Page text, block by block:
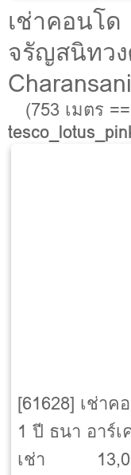
เช่าคอนโด
จรัญสนิทว
(753 เมตร
[61628] เช่าค
1 ปี ธนา อาร์เค
จรัญสนิทวงศ์
เช่า